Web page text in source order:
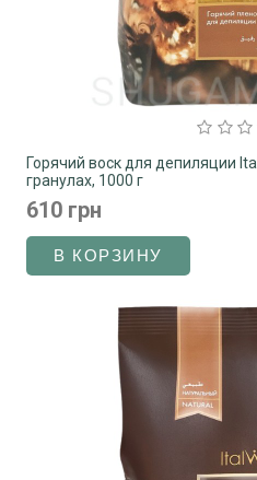
Горячий воск для депиляции
гранулах, 1000 г
610 грн